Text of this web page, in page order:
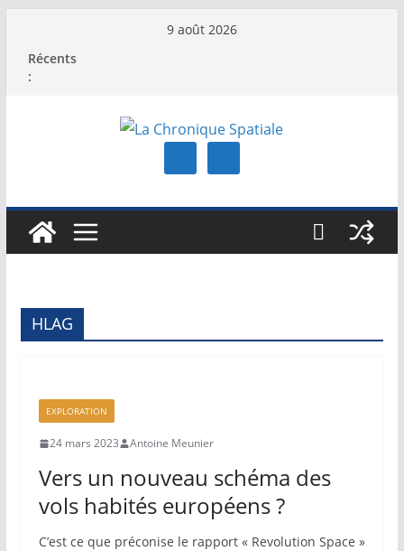
contenu
9 août 2026
Récents
:
HLAG
EXPLORATION
24 mars 2023 Antoine Meunier
Vers un nouveau schéma des
vols habités européens ?
C’est ce que préconise le rapport « Revolution Space »